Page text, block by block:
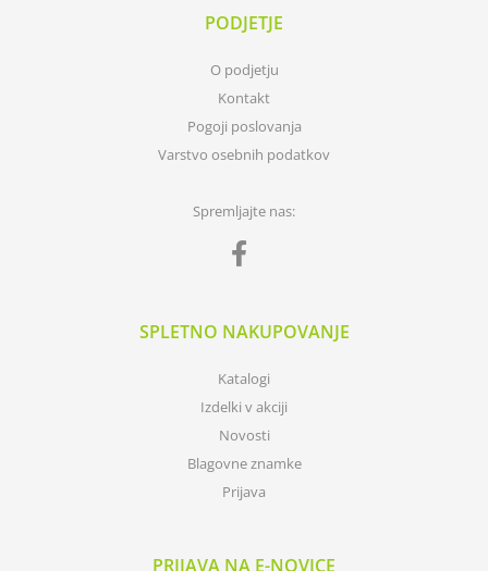
PODJETJE
O podjetju
Kontakt
Pogoji poslovanja
Varstvo osebnih podatkov
Spremljajte nas:
SPLETNO NAKUPOVANJE
Katalogi
Izdelki v akciji
Novosti
Blagovne znamke
Prijava
PRIJAVA NA E-NOVICE